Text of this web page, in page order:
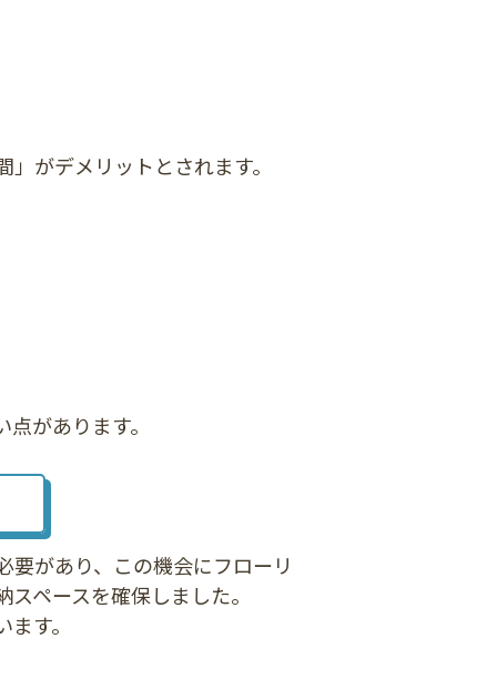
がデメリットとされます。
があります。
があり、この機会にフローリ
スペースを確保しました。
す。